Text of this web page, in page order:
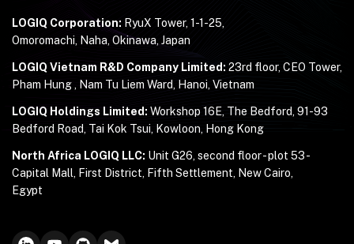
LOGIQ Corporation: RyuX Tower, 1-1-25,
Omoromachi, Naha, Okinawa, Japan
LOGIQ Vietnam R&D Company Limited: 23rd floor, CEO Tower,
Pham Hung , Nam Tu Liem Ward, Hanoi, Vietnam
LOGIQ Holdings Limited: Workshop 16E, The Bedford, 91-93
Bedford Road, Tai Kok Tsui, Kowloon, Hong Kong
North Africa LOGIQ LLC: Unit G26, second floor - plot 53 -
Capital Mall, First District, Fifth Settlement, New Cairo,
Egypt